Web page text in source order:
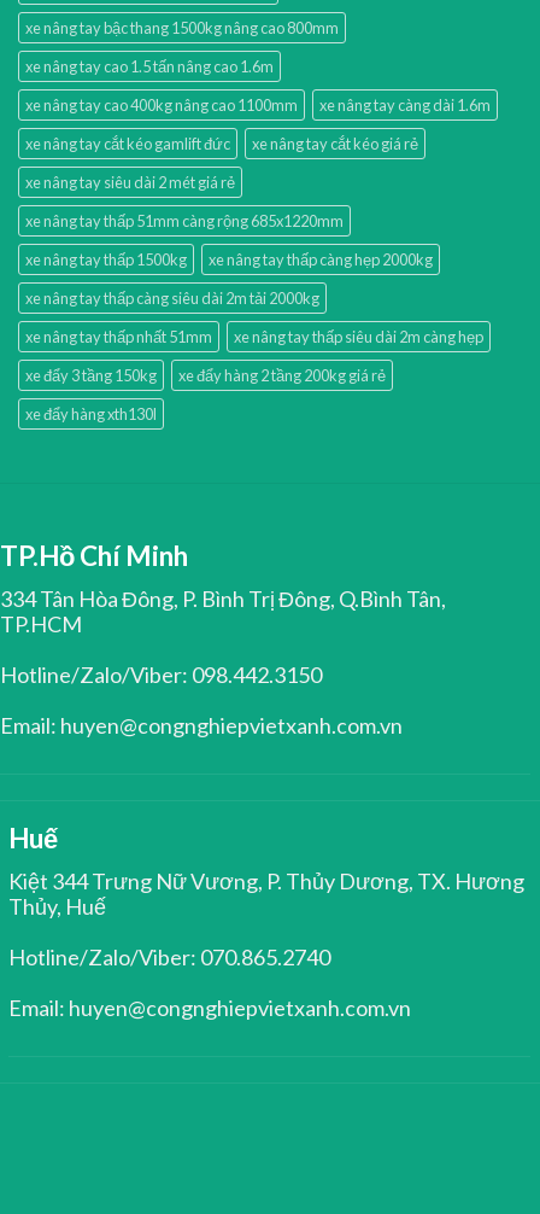
xe nâng tay bậc thang 1500kg nâng cao 800mm
xe nâng tay cao 1.5 tấn nâng cao 1.6m
xe nâng tay cao 400kg nâng cao 1100mm
xe nâng tay càng dài 1.6m
xe nâng tay cắt kéo gamlift đức
xe nâng tay cắt kéo giá rẻ
xe nâng tay siêu dài 2 mét giá rẻ
xe nâng tay thấp 51mm càng rộng 685x1220mm
xe nâng tay thấp 1500kg
xe nâng tay thấp càng hẹp 2000kg
xe nâng tay thấp càng siêu dài 2m tải 2000kg
xe nâng tay thấp nhất 51mm
xe nâng tay thấp siêu dài 2m càng hẹp
xe đẩy 3 tầng 150kg
xe đẩy hàng 2 tầng 200kg giá rẻ
xe đẩy hàng xth130l
TP.Hồ Chí Minh
334 Tân Hòa Đông, P. Bình Trị Đông, Q.Bình Tân,
TP.HCM
Hotline/Zalo/Viber: 098.442.3150
Email: huyen@congnghiepvietxanh.com.vn
Huế
Kiệt 344 Trưng Nữ Vương, P. Thủy Dương, TX. Hương
Thủy, Huế
Hotline/Zalo/Viber: 070.865.2740
Email: huyen@congnghiepvietxanh.com.vn